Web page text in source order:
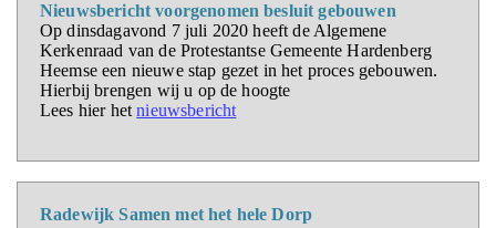
Nieuwsbericht voorgenomen besluit gebouwen
Op dinsdagavond 7 juli 2020 heeft de Algemene
Kerkenraad van de Protestantse Gemeente Hardenberg
Heemse een nieuwe stap gezet in het proces gebouwen.
Hierbij brengen wij u op de hoogte
Lees hier hetnieuwsbericht
Radewijk Samen met het hele Dorp